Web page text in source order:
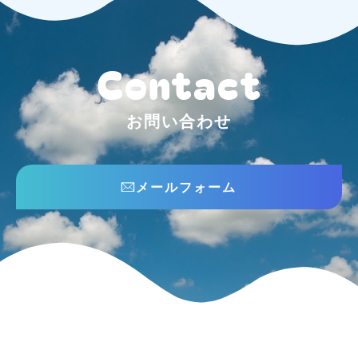
Contact
お問い合わせ
メールフォーム